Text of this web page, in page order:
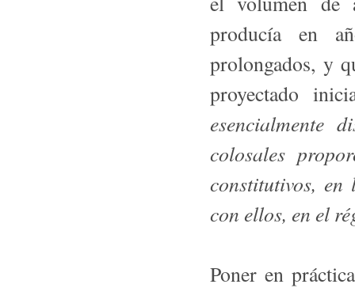
producía en
prolongados, y
proyectado
esencialmente
colosales
constitutivos,
con ellos, en el
Poner en